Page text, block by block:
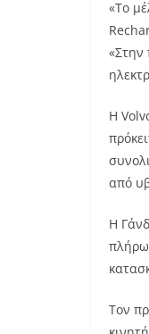
«Το
«Στην
Η
από
Η
Τον